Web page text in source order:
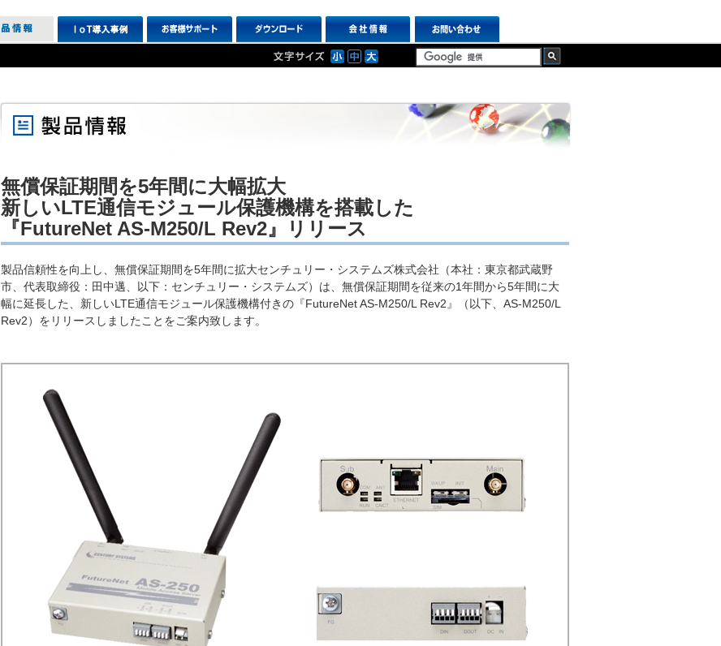
無償保証期間を5年間に大幅拡大
新しいLTE通信モジュール保護機構を搭載した
『FutureNet AS-M250/L Rev2』リリース
製品信頼性を向上し、無償保証期間を5年間に拡大センチュリー・システムズ株式会社（本社：東京都武蔵野
市、代表取締役：田中邁、以下：センチュリー・システムズ）は、無償保証期間を従来の1年間から5年間に大
幅に延長した、新しいLTE通信モジュール保護機構付きの『FutureNet AS-M250/L Rev2』（以下、AS-M250/L
Rev2）をリリースしましたことをご案内致します。